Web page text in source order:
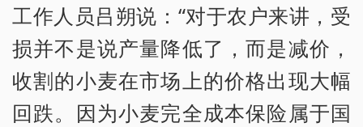
工作人员吕朔说：“对于农户来讲，受
损并不是说产量降低了，而是减价，
收割的小麦在市场上的价格出现大幅
回跌。因为小麦完全成本保险属于国